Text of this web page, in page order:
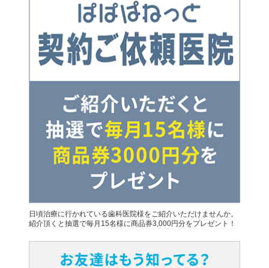
日頃治療に行かれている歯科医院様をご紹介いただけませんか。
紹介頂くと抽選で毎月15名様に商品券3,000円分をプレゼント！